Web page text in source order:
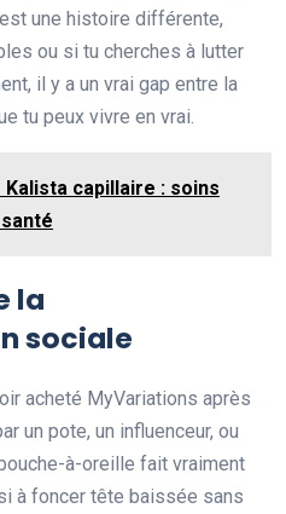
une histoire différente,
ou si tu cherches à lutter
il y a un vrai gap entre la
tu peux vivre en vrai.
capillaire : soins
la
sociale
acheté MyVariations après
un pote, un influenceur, ou
à-oreille fait vraiment
à foncer tête baissée sans